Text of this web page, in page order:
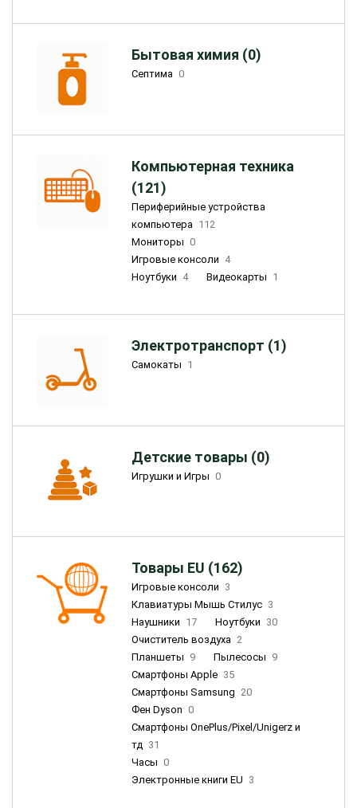
Бытовая химия (0)
Септима 0
Компьютерная техника
(121)
Периферийные устройства
компьютера 112
Мониторы 0
Игровые консоли 4
Ноутбуки 4 Видеокарты 1
Электротранспорт (1)
Самокаты 1
Детские товары (0)
Игрушки и Игры 0
Товары EU (162)
Игровые консоли 3
Клавиатуры Мышь Стилус 3
Наушники 17 Ноутбуки 30
Очиститель воздуха 2
Планшеты 9 Пылесосы 9
Смартфоны Apple 35
Смартфоны Samsung 20
Фен Dyson 0
Смартфоны OnePlus/Pixel/Unigerz и
тд 31
Часы 0
Электронные книги EU 3